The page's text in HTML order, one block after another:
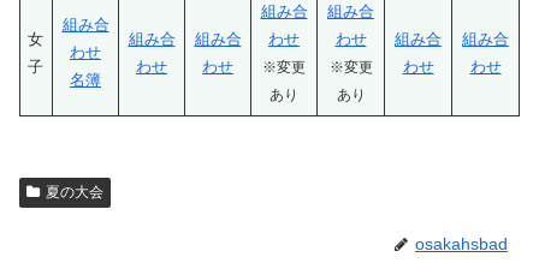
女
子
組み合
わせ
名簿
組み合
わせ
組み合
わせ
組み合
わせ
※変更
あり
組み合
わせ
※変更
あり
組み合
わせ
組み合
わせ
夏の大会
osakahsbad